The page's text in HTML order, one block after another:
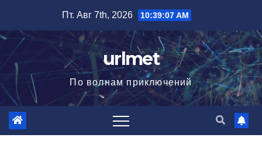
содержимому
Пт. Авг 7th, 2026 10:39:08 AM
urlmet
По волнам приключений